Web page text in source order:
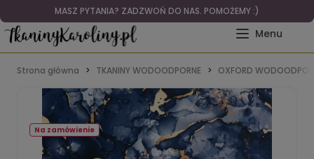
MASZ PYTANIA? ZADZWOŃ DO NAS. POMOŻEMY :)
Strona główna TKANINY WODOODPORNE OXFORD
Na zamówienie